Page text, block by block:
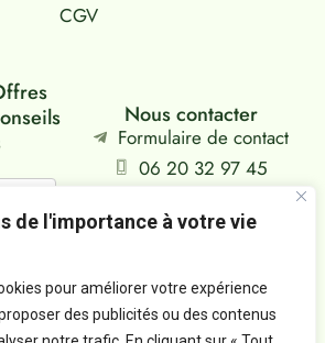
de l'importance à votre vie
pour améliorer votre expérience
des publicités ou des contenus
CGV
Nous contacter
Formulaire de contact
06 20 32 97 45